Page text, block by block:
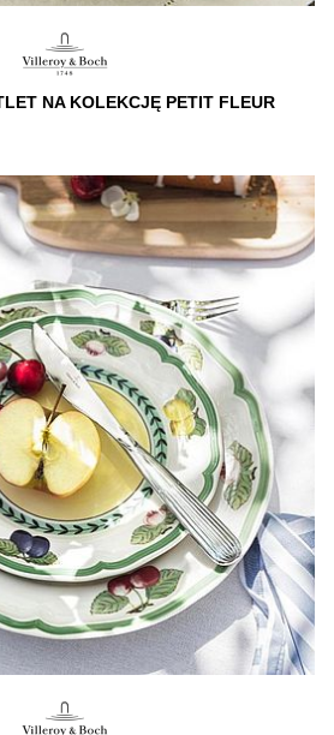
NA KOLEKCJĘ PETIT FLEUR